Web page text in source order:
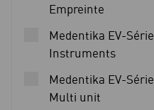
Empreinte
Medentika EV-Série
Instruments
Medentika EV-Série
Multi unit